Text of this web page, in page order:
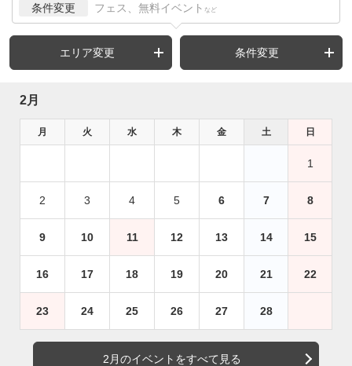
条件変更 フェス、無料イベント など
エリア変更 条件変更
2月
月 火 水 木 金 土 日
1
2 3 4 5 6 7 8
9 10 11 12 13 14 15
16 17 18 19 20 21 22
23 24 25 26 27 28
2月のイベントをすべて見る